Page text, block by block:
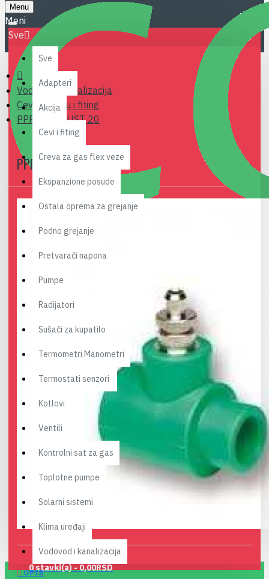
Menu
0 stavki(a) - 0,00RSD
Sve
Sve
Adapteri
Akcija
Cevi i fiting
Creva za gas flex veze
Ekspanzione posude
Ostala oprema za grejanje
Podno grejanje
Pretvarači napona
Pumpe
Radijatori
Sušači za kupatilo
Termometri Manometri
Termostati senzori
Kotlovi
Ventili
Kontrolni sat za gas
Toplotne pumpe
Solarni sistemi
Klima uređaji
Vodovod i kanalizacija
Vodovod i kanalizacija
Cevi za vodu i fiting
PPR EP ISPUST 20
PPR EP ISPUST 20
OPIS